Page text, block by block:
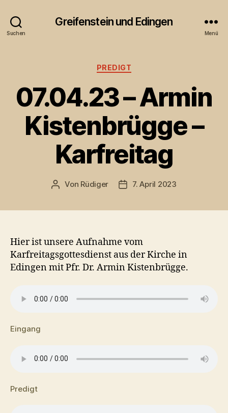
Suchen
Greifenstein und Edingen
Menü
Kategorien
PREDIGT
07.04.23 – Armin
Kistenbrügge –
Karfreitag
Beitragsautor
Von Rüdiger Veröffentlichungsdatum
7. April 2023
Hier ist unsere Aufnahme vom
Karfreitagsgottesdienst aus der Kirche in
Edingen mit Pfr. Dr. Armin Kistenbrügge.
Eingang
Predigt